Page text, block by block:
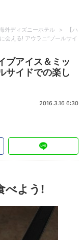
外ディズニーホテル >
【ハ
会える! アウラニ“プールサイ
ブアイス＆ミッ
サイドでの楽し
2016.3.16 6:30
べよう!